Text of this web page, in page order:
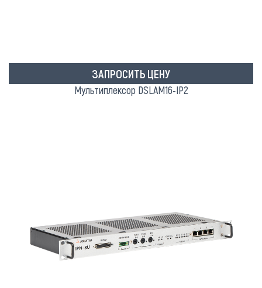
ЗАПРОСИТЬ ЦЕНУ
Мультиплексор DSLAM16-IP2